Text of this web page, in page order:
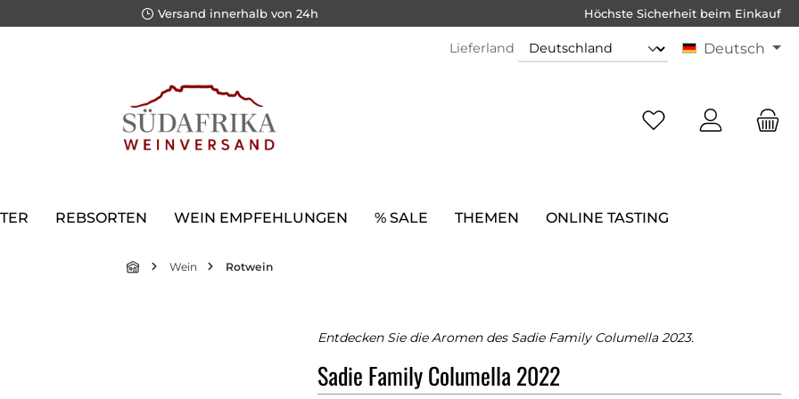
Versand innerhalb von 24h Höchste Sicherheit beim Einkauf
Lieferland Deutsch
REBSORTEN WEIN EMPFEHLUNGEN % SALE THEMEN ONLINE TASTING
Wein Rotwein
Entdecken Sie die Aromen des Sadie Family Columella 2023.
Sadie Family Columella 2022